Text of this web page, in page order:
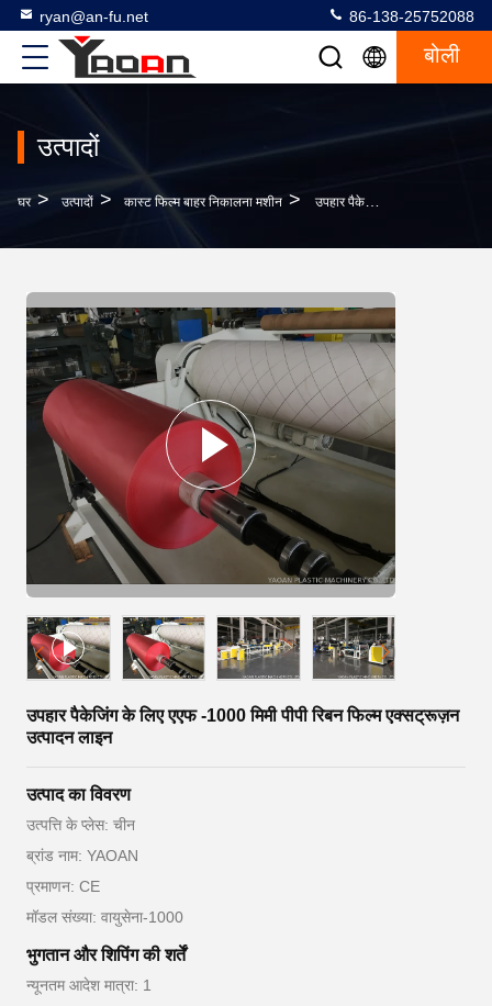
ryan@an-fu.net 86-138-25752088
बोली
उत्पादों
घर > उत्पादों > कास्ट फिल्म बाहर निकालना मशीन > उपहार पैकेजिंग के लिए एएफ -1000 मिमी पीपी रिबन फिल्म एक्सट्रूज़न उत्पादन लाइन
उपहार पैकेजिंग के लिए एएफ -1000 मिमी पीपी रिबन फिल्म एक्सट्रूज़न
उत्पादन लाइन
उत्पाद का विवरण
उत्पत्ति के प्लेस: चीन
ब्रांड नाम: YAOAN
प्रमाणन: CE
मॉडल संख्या: वायुसेना-1000
भुगतान और शिपिंग की शर्तें
न्यूनतम आदेश मात्रा: 1